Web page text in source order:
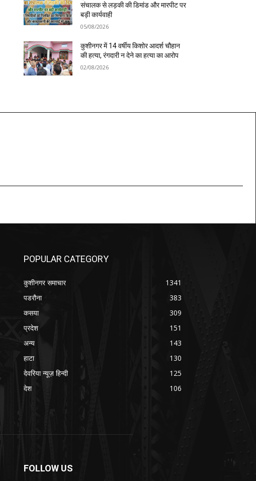
संचालक से लड़की की डिमांड और मारपीट पर
बड़ी कार्यवाही
05/08/2026
कुशीनगर में 14 वर्षीय किशोर आदर्श चौहान
की हत्या, रंगदारी न देने का हत्या का आरोप
02/08/2026
POPULAR CATEGORY
कुशीनगर समाचार
1341
पडरौना
383
कसया
309
प्रदेश
151
अन्य
143
हाटा
130
देवरिया न्यूज़ हिन्दी
125
देश
106
FOLLOW US